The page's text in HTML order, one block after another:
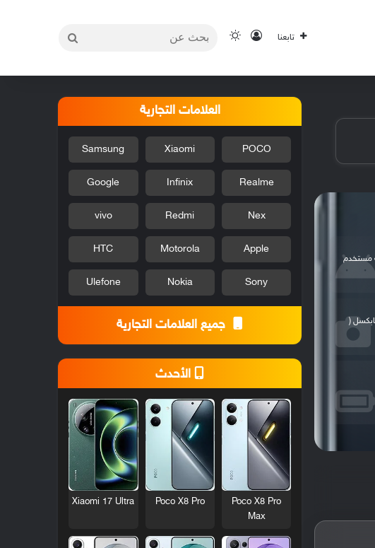
تابعنا تسجيل الدخول
الوضع المظلم
مع واجهة مستخدم
بدقة 50 ميجابكسل (
العلامات التجارية
POCO
Xiaomi
Samsung
Realme
Infinix
Google
Nex
Redmi
vivo
Apple
Motorola
HTC
Sony
Nokia
Ulefone
جميع العلامات التجارية
الأحدث
Poco X8 Pro
Max
Poco X8 Pro
Xiaomi 17 Ultra